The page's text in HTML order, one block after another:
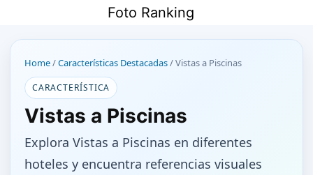
contenido
Foto Ranking
Home/Características Destacadas/Vistas a Piscinas
CARACTERÍSTICA
Vistas a Piscinas
Explora Vistas a Piscinas en diferentes
hoteles y encuentra referencias visuales